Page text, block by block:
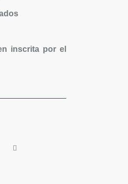
inscrita por el